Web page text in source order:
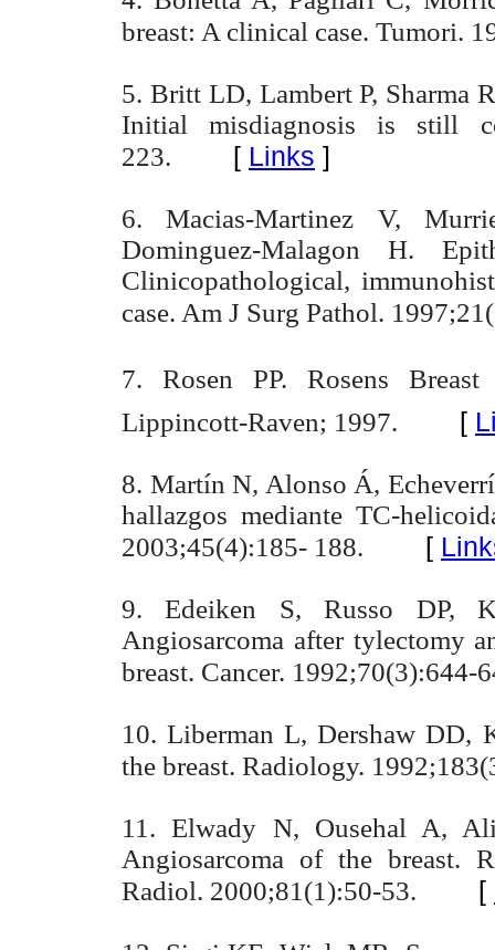
breast: A clinical case. Tumori.
5. Britt LD, Lambert P, Sharma
Initial misdiagnosis is still
223. [ Links ]
6. Macias-Martinez V,
Dominguez-Malagon H.
Clinicopathological,
case. Am J Surg Pathol.
7. Rosen PP. Rosens
Lippincott-Raven; 1997. [
8. Martín N, Alonso Á,
hallazgos mediante TC-
2003;45(4):185- 188. [
9. Edeiken S, Russo DP,
Angiosarcoma after tylectomy
breast. Cancer. 1992;70(3):644-
10. Liberman L, Dershaw DD,
the breast. Radiology.
11. Elwady N, Ousehal A,
Angiosarcoma of the breast.
Radiol. 2000;81(1):50-53. [